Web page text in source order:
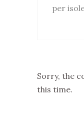
per
Sorry, the
this time.